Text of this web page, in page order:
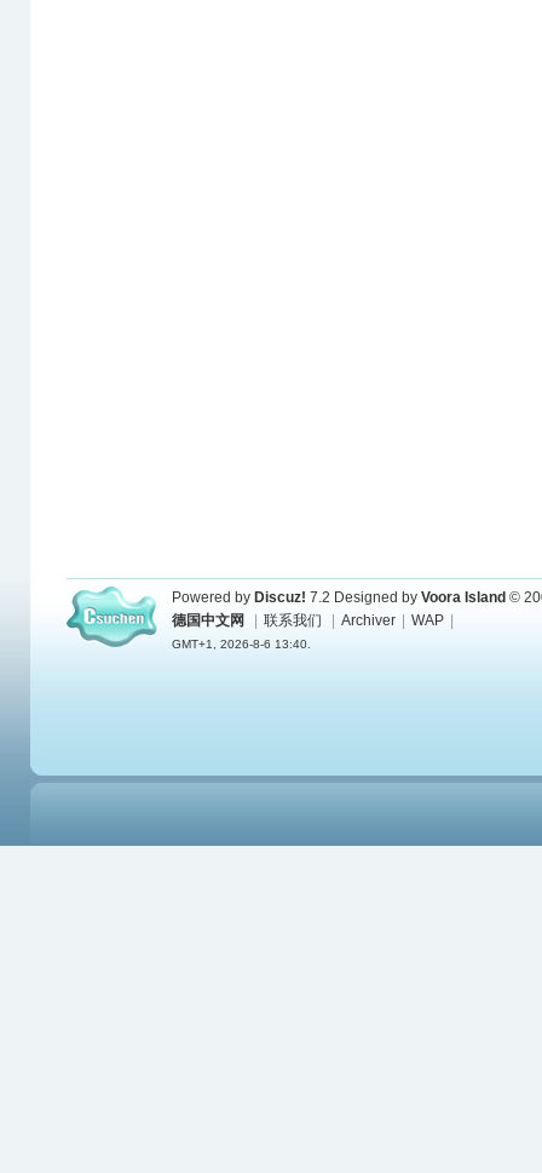
Powered by Discuz! 7.2 Designed by Voora Island ©
德国中文网
联系我们 Archiver WAP
GMT+1, 2026-8-6 13:40.